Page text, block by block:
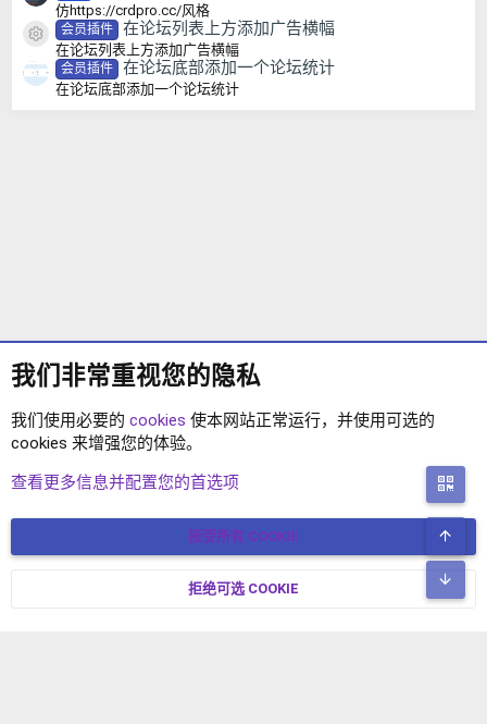
仿https://crdpro.cc/风格
资源图标
会员插件 在论坛列表上方添加广告横幅
在论坛列表上方添加广告横幅
会员插件 在论坛底部添加一个论坛统计
在论坛底部添加一个论坛统计
XENFORO2.1 插件
简体中文 联系我们
© COPYRIGHT 2017-2026 XENFORO中文社区 版权所有 冀ICP备
我们非常重视您的隐私
我们使用必要的 cookies 使本网站正常运行，并使用可选的
cookies 来增强您的体验。
查看更多信息并配置您的首选项
接受所有 COOKIE
拒绝可选 COOKIE